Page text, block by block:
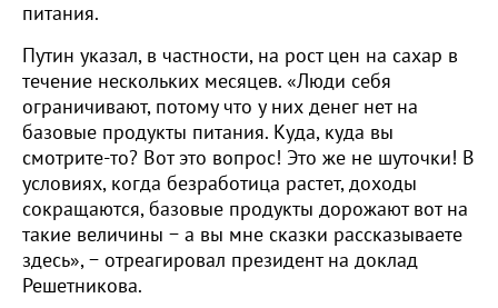
питания.
Путин указал, в частности, на рост цен на сахар в
течение нескольких месяцев. «Люди себя
ограничивают, потому что у них денег нет на
базовые продукты питания. Куда, куда вы
смотрите-то? Вот это вопрос! Это же не шуточки! В
условиях, когда безработица растет, доходы
сокращаются, базовые продукты дорожают вот на
такие величины − а вы мне сказки рассказываете
здесь», − отреагировал президент на доклад
Решетникова.